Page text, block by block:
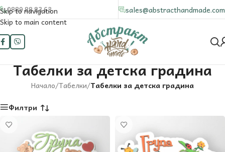
Skip to navigation
Skip to main content
0889 88 83 63 sales@abstracthandmade.com
Табелки за детска градина
Начало/Табелки/Табелки за детска градина
Филтри